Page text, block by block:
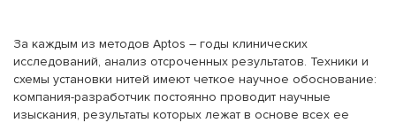
За каждым из методов Aptos – годы клинических
исследований, анализ отсроченных результатов. Техники и
схемы установки нитей имеют четкое научное обоснование:
компания-разработчик постоянно проводит научные
изыскания, результаты которых лежат в основе всех ее